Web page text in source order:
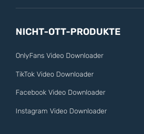
NICHT-OTT-PRODUKTE
OnlyFans Video Downloader
TikTok Video Downloader
Facebook Video Downloader
Instagram Video Downloader